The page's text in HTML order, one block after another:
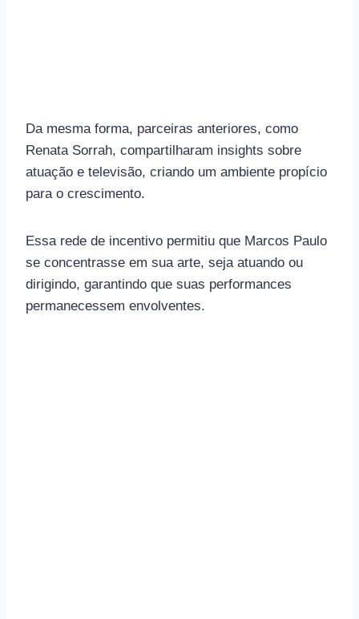
Da mesma forma, parceiras anteriores, como
Renata Sorrah, compartilharam insights sobre
atuação e televisão, criando um ambiente propício
para o crescimento.
Essa rede de incentivo permitiu que Marcos Paulo
se concentrasse em sua arte, seja atuando ou
dirigindo, garantindo que suas performances
permanecessem envolventes.